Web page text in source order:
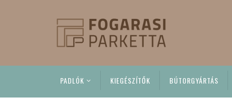
PADLÓK KIEGÉSZÍTŐK BÚTORGYÁRTÁS